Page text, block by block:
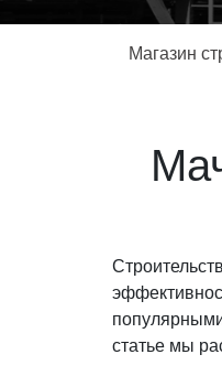
Магазин
статье мы